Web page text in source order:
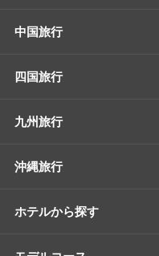
中国旅行
四国旅行
九州旅行
沖縄旅行
ホテルから探す